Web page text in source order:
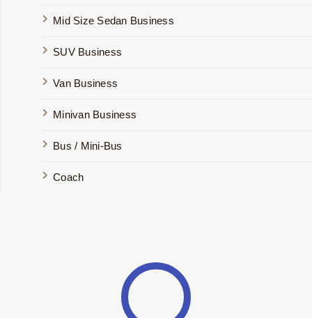
Mid Size Sedan Business
SUV Business
Van Business
Minivan Business
Bus / Mini-Bus
Coach